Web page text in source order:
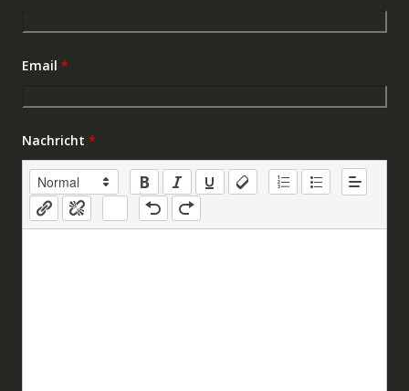
Email *
Nachricht *